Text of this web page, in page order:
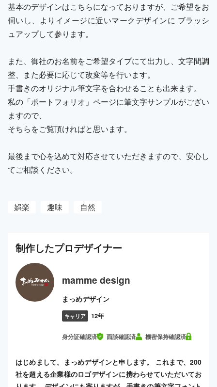
基本のデザインはこちらになっておりますが、ご希望をお
伺いし、よりイメージに近いマークデザインに ブラッシ
ュアップして参ります。
また、御社のお名前をご希望タイプにて出力し、文字間調
整、また必要に応じて改変等を行います。
手書きのオリジナル筆文字を合わせることも出来ます。
私の「ポートフォリオ」ページに筆文字サンプルがござい
ますので、
そちらをご覧頂ければと思います。
最後まで心を込めて対応させていただきますので、安心し
てご相談ください。
娯楽 趣味 自然
制作したプロデザイナー
mamme design
まっめデザイン
キャリア 12年
身分証確認済 面談確認済 機密保持確認済
はじめまして。まっめデザインと申します。 これまで、200
社を超える企業様のロゴデザインに携わらせていただいてお